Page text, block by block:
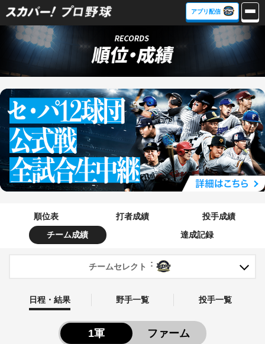
アプリ配信
順位表 打者成績
投手成績
チーム成績
達成記録
チームセレクト
日程・結果 野手一覧 投手一覧
1軍 ファーム